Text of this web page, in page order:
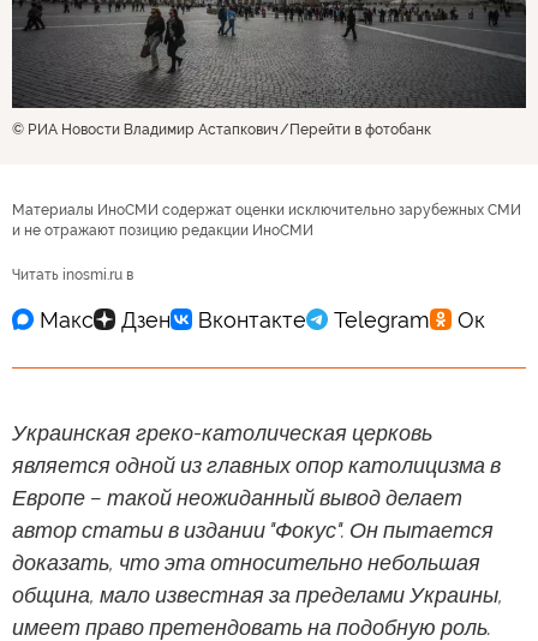
© РИА Новости Владимир Астапкович Перейти в фотобанк
Материалы ИноСМИ содержат оценки исключительно зарубежных СМИ
и не отражают позицию редакции ИноСМИ
Читать inosmi.ru в
Украинская греко-католическая церковь
является одной из главных опор католицизма в
Европе – такой неожиданный вывод делает
автор статьи в издании "Фокус". Он пытается
доказать, что эта относительно небольшая
община, мало известная за пределами Украины,
имеет право претендовать на подобную роль.